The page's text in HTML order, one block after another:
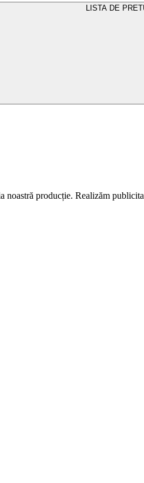
LISTA DE
noastră producție. Realizăm